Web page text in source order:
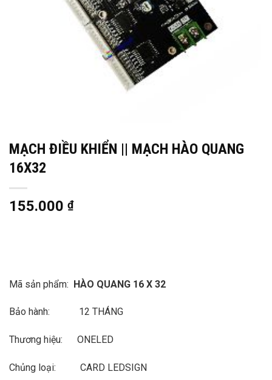
MẠCH ĐIỀU KHIỂN || MẠCH HÀO QUANG
16X32
155.000 ₫
Mã sản phẩm: HÀO QUANG 16 X 32
Bảo hành: 12 THÁNG
Thương hiệu: ONELED
Chủng loại: CARD LEDSIGN